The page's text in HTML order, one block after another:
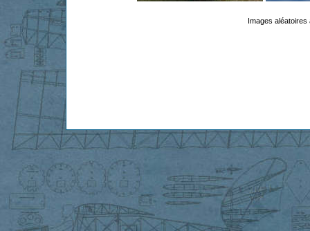
Images aléatoires